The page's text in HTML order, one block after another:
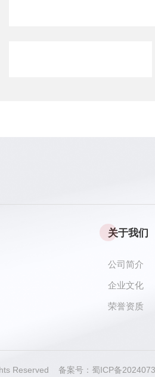
关于我们
公司简介
企业文化
荣誉资质
Reserved 备案号：蜀ICP备